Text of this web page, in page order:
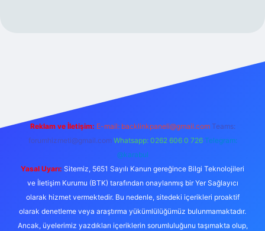
Reklam ve İletişim: E-mail: backlinkpaneli@gmail.com Teams:
forumhizmeti@gmail.com Whatsapp: 0262 606 0 726 Telegram:
@karabul
Yasal Uyarı: Sitemiz, 5651 Sayılı Kanun gereğince Bilgi Teknolojileri
ve İletişim Kurumu (BTK) tarafından onaylanmış bir Yer Sağlayıcı
olarak hizmet vermektedir. Bu nedenle, sitedeki içerikleri proaktif
olarak denetleme veya araştırma yükümlülüğümüz bulunmamaktadır.
Ancak, üyelerimiz yazdıkları içeriklerin sorumluluğunu taşımakta olup,